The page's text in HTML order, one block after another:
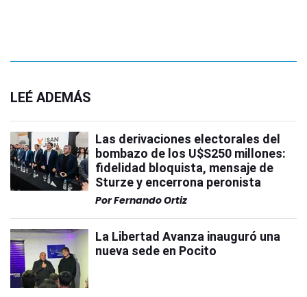
LEÉ ADEMÁS
Las derivaciones electorales del
bombazo de los U$S250 millones:
fidelidad bloquista, mensaje de
Sturze y encerrona peronista
PorFernando Ortiz
La Libertad Avanza inauguró una
nueva sede en Pocito